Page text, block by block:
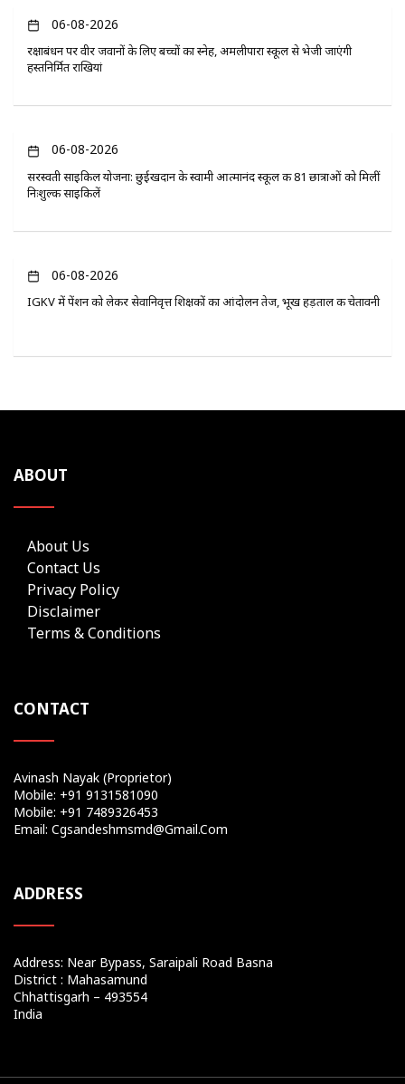
06-08-2026
रक्षाबंधन पर वीर जवानों के लिए बच्चों का स्नेह, अमलीपारा स्कूल से भेजी जाएंगी
हस्तनिर्मित राखियां
06-08-2026
सरस्वती साइकिल योजना: छुईखदान के स्वामी आत्मानंद स्कूल की 81 छात्राओं को मिलीं
निःशुल्क साइकिलें
06-08-2026
IGKV में पेंशन को लेकर सेवानिवृत्त शिक्षकों का आंदोलन तेज, भूख हड़ताल की चेतावनी
ABOUT
About Us
Contact Us
Privacy Policy
Disclaimer
Terms & Conditions
CONTACT
Avinash Nayak (Proprietor)
Mobile: +91 9131581090
Mobile: +91 7489326453
Email: Cgsandeshmsmd@gmail.com
ADDRESS
Address: Near Bypass, Saraipali Road Basna
District : Mahasamund
Chhattisgarh – 493554
India